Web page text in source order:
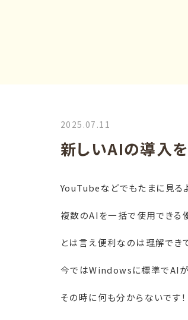
2025.07.11
新しいAIの導入
YouTubeなどでもたまに見る
複数のAIを一括で使用できる
とは言え便利なのは理解でき
今ではWindowsに標準でAI
その時に何も分からないです